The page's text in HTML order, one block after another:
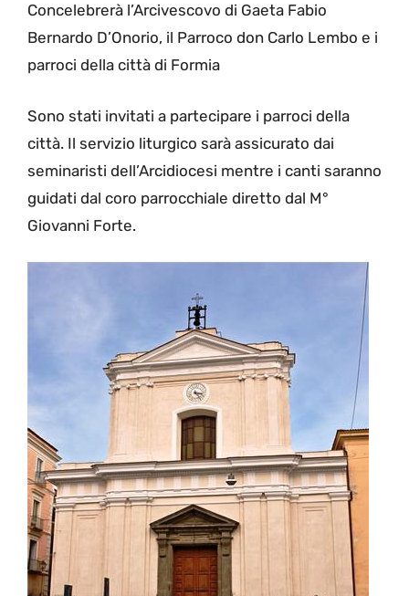
Concelebrerà l’Arcivescovo di Gaeta Fabio
Bernardo D’Onorio, il Parroco don Carlo Lembo e i
parroci della città di Formia
Sono stati invitati a partecipare i parroci della
città. Il servizio liturgico sarà assicurato dai
seminaristi dell’Arcidiocesi mentre i canti saranno
guidati dal coro parrocchiale diretto dal M°
Giovanni Forte.